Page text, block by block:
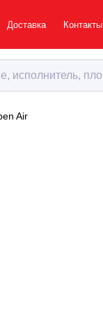
Доставка Контакты
Air